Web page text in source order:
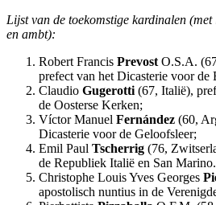
Lijst van de toekomstige kardinalen
en ambt):
Robert Francis Prevost O.S.A.
prefect van het Dicasterie voor de
Claudio Gugerotti (67, Italië),
de Oosterse Kerken;
Víctor Manuel Fernández (60,
Dicasterie voor de Geloofsleer;
Emil Paul Tscherrig (76,
de Republiek Italië en San Marino.
Christophe Louis Yves Georges
apostolisch nuntius in de